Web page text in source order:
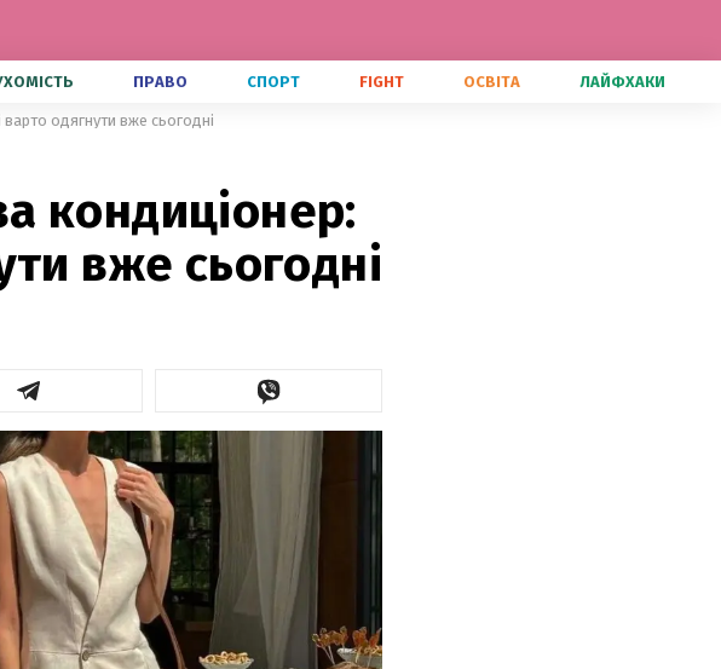
ПРАВО СПОРТ FIGHT ОСВІТА ЛАЙФХАКИ
одягнути вже сьогодні
кондиціонер:
вже сьогодні